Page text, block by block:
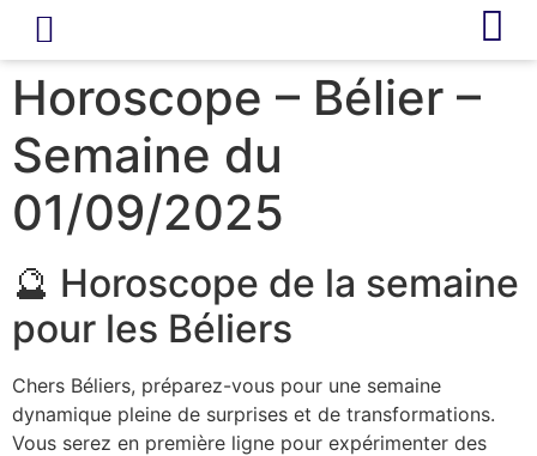
Horoscope – Bélier –
Semaine du
01/09/2025
🔮 Horoscope de la semaine
pour les Béliers
Chers Béliers, préparez-vous pour une semaine
dynamique pleine de surprises et de transformations.
Vous serez en première ligne pour expérimenter des